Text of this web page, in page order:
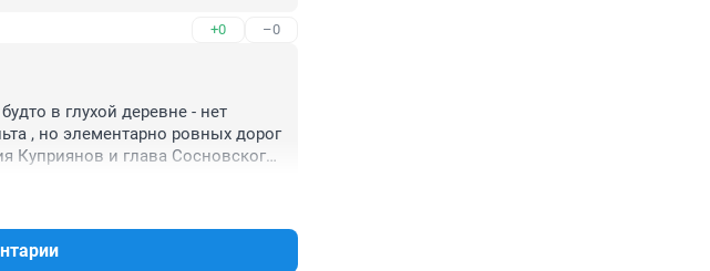
+0 –0
в глухой деревне - нет
, но элементарно ровных дорог
Куприянов и глава Сосновского